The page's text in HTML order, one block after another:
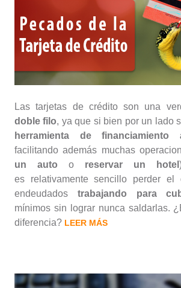
Las tarjetas de crédito son una
doble filo, ya que si bien por un lado
herramienta de
facilitando además muchas
un auto o reservar un hotel
es relativamente sencillo perder el
endeudados trabajando para
mínimos sin lograr nunca saldarlas.
diferencia? LEER MÁS